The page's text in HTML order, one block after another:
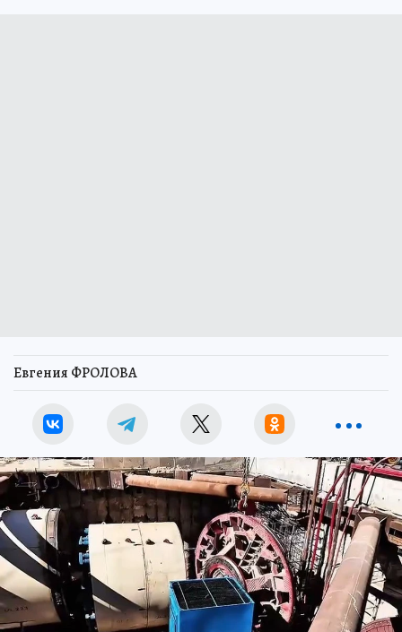
Евгения ФРОЛОВА